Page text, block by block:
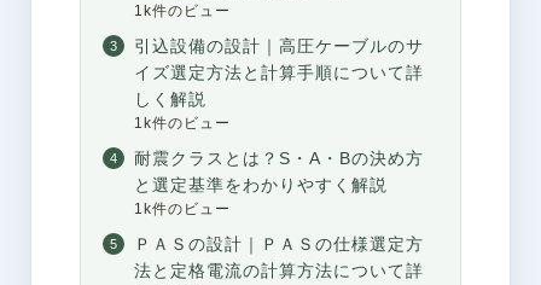
1k件のビュー
引込設備の設計｜高圧ケーブルのサ
イズ選定方法と計算手順について詳
しく解説
1k件のビュー
耐震クラスとは？S・A・Bの決め方
と選定基準をわかりやすく解説
1k件のビュー
ＰＡＳの設計｜ＰＡＳの仕様選定方
法と定格電流の計算方法について詳